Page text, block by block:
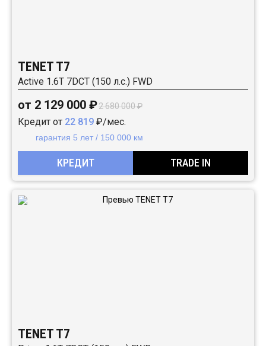
TENET T7
Active 1.6T 7DCT (150 л.с.) FWD
от 2 129 000 ₽2 680 000 ₽
Кредит от 22 819 ₽/мес.
гарантия 5 лет / 150 000 км
КРЕДИТ TRADE IN
TENET T7